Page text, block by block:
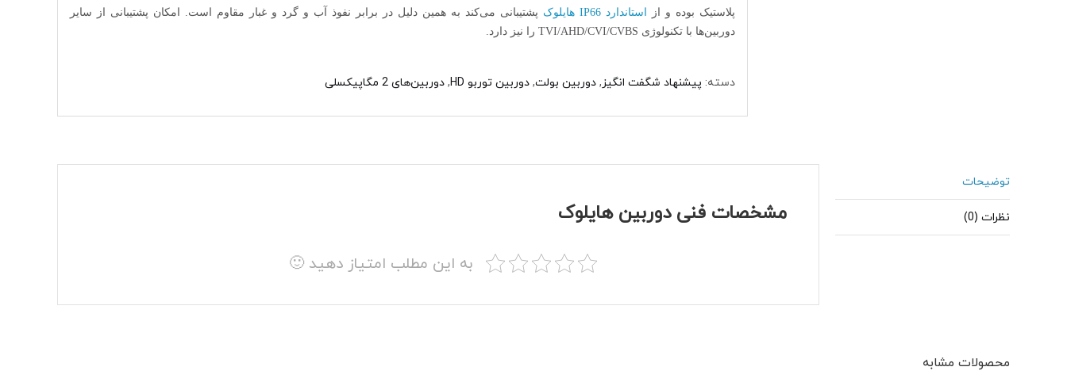
پلاستیک بوده و از
استاندارد IP66 هایلوک
پشتیبانی می‌کند به همین دلیل در برابر نفوذ آب و گرد و غبار مقاوم است. امکان پشتیبانی از سایر
دوربین‌ها با تکنولوژی TVI/AHD/CVI/CVBS را نیز دارد.
دسته: پیشنهاد شگفت انگیز,دوربین بولت,دوربین توربو HD ,دوربین‌های 2 مگاپیکسلی
توضیحات
نظرات (0)
مشخصات فنی دوربین هایلوک
به این مطلب امتیاز دهید 🙂
محصولات مشابه